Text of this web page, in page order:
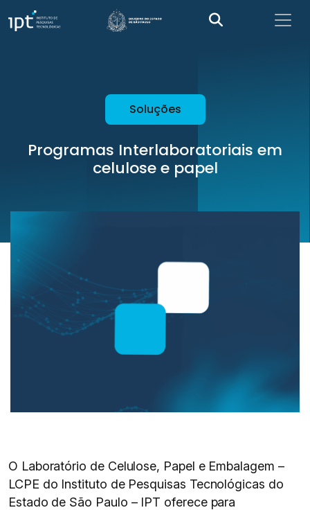
Soluções
Programas Interlaboratoriais em
celulose e papel
O Laboratório de Celulose, Papel e Embalagem –
LCPE do Instituto de Pesquisas Tecnológicas do
Estado de São Paulo – IPT oferece para